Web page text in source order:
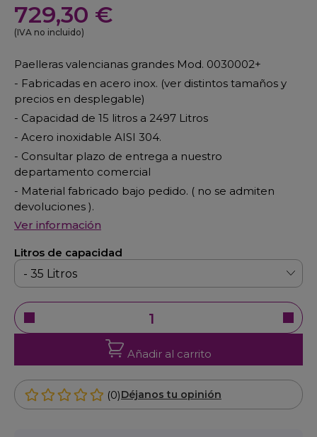
729,30 €
(IVA no incluido)
Paelleras valencianas grandes Mod. 0030002+
- Fabricadas en acero inox. (ver distintos tamaños y
precios en desplegable)
- Capacidad de 15 litros a 2497 Litros
- Acero inoxidable AISI 304.
- Consultar plazo de entrega a nuestro
departamento comercial
- Material fabricado bajo pedido. ( no se admiten
devoluciones ).
Ver información
Litros de capacidad
Añadir al carrito
(0)Déjanos tu opinión